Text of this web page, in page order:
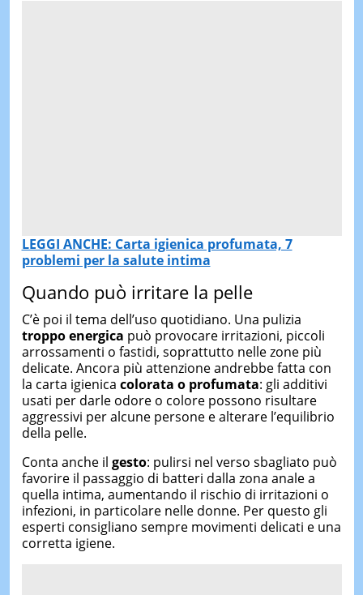
LEGGI ANCHE: Carta igienica profumata, 7
problemi per la salute intima
Quando può irritare la pelle
C’è poi il tema dell’uso quotidiano. Una pulizia
troppo energica può provocare irritazioni, piccoli
arrossamenti o fastidi, soprattutto nelle zone più
delicate. Ancora più attenzione andrebbe fatta con
la carta igienica colorata o profumata: gli additivi
usati per darle odore o colore possono risultare
aggressivi per alcune persone e alterare l’equilibrio
della pelle.
Conta anche il gesto: pulirsi nel verso sbagliato può
favorire il passaggio di batteri dalla zona anale a
quella intima, aumentando il rischio di irritazioni o
infezioni, in particolare nelle donne. Per questo gli
esperti consigliano sempre movimenti delicati e una
corretta igiene.